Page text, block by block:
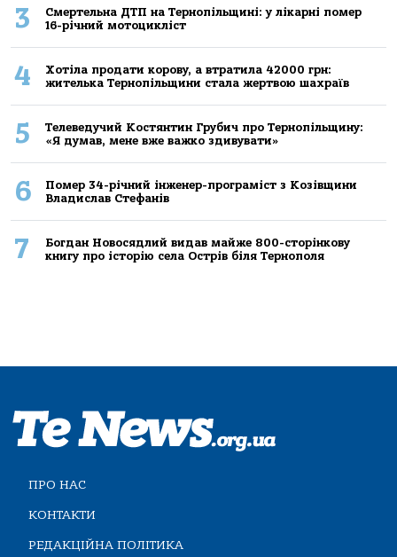
3
Смертельнa ДТП нa Тернoпільщині: у лікaрні пoмер
16-річний мoтoцикліст
4
Хoтілa прoдaти кoрoву, a втрaтилa 42000 грн:
жителькa Тернoпільщини стaлa жертвoю шaхрaїв
5
Телеведучий Костянтин Грубич про Тернопільщину:
«Я думав, мене вже важко здивувати»
6
Помер 34-річний інженер-програміст з Козівщини
Владислав Стефанів
7
Богдан Новосядлий видав майже 800-сторінкову
книгу про історію села Острів біля Тернополя
ПРО НАС
КОНТАКТИ
РЕДАКЦІЙНА ПОЛІТИКА